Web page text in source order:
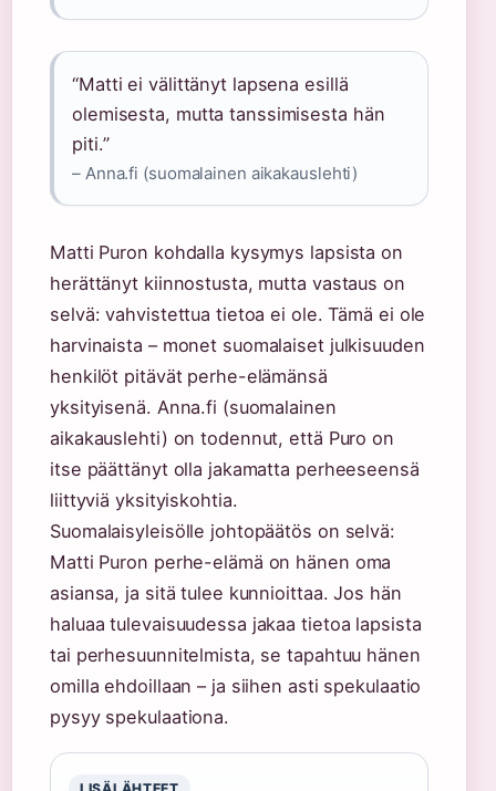
“Matti ei välittänyt lapsena esillä
olemisesta, mutta tanssimisesta hän
piti.”
– Anna.fi (suomalainen aikakauslehti)
Matti Puron kohdalla kysymys lapsista on
herättänyt kiinnostusta, mutta vastaus on
selvä: vahvistettua tietoa ei ole. Tämä ei ole
harvinaista – monet suomalaiset julkisuuden
henkilöt pitävät perhe-elämänsä
yksityisenä. Anna.fi (suomalainen
aikakauslehti) on todennut, että Puro on
itse päättänyt olla jakamatta perheeseensä
liittyviä yksityiskohtia.
Suomalaisyleisölle johtopäätös on selvä:
Matti Puron perhe-elämä on hänen oma
asiansa, ja sitä tulee kunnioittaa. Jos hän
haluaa tulevaisuudessa jakaa tietoa lapsista
tai perhesuunnitelmista, se tapahtuu hänen
omilla ehdoillaan – ja siihen asti spekulaatio
pysyy spekulaationa.